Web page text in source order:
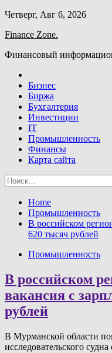
Skip
content
Четверг, Авг 6, 2026
Finance Zone.
Финансовый
Бизнес
Биржа
Бухгалтерия
Инвестиции
IT
Промышленность
Финансы
Карта сайта
Найти:
Home
Промышленность
В российском
620 тысяч рублей
Промышленность
В российском
вакансия с
рублей
В Мурманской области
исследовательского